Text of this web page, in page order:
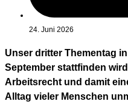
24. Juni 2026
Unser dritter Thementag
September stattfinden
Arbeitsrecht und damit
Alltag vieler Menschen